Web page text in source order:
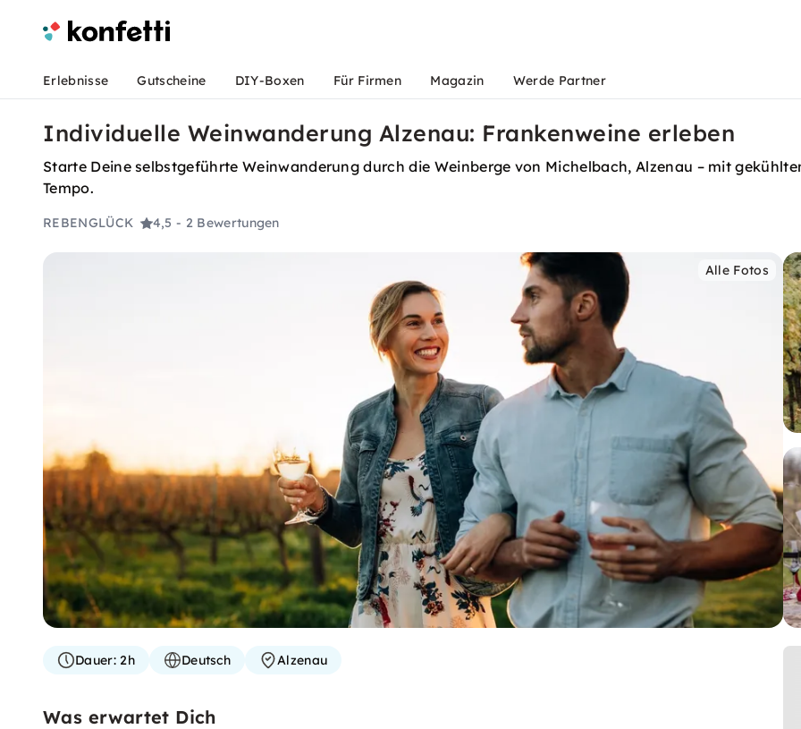
Erlebnisse Gutscheine DIY-Boxen Für Firmen Magazin Werde Partner
Individuelle Weinwanderung Alzenau: Frankenweine erleben
Starte Deine selbstgeführte Weinwanderung durch die Weinberge von Michelbach, Alzenau – mit
Tempo.
REBENGLÜCK 4,5 - 2 Bewertungen
Alle Fotos
Dauer:2h Deutsch Alzenau
Was erwartet Dich